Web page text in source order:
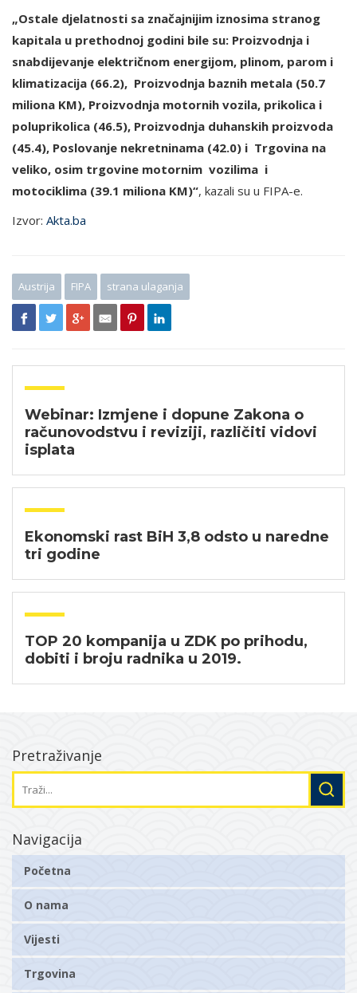
„Ostale djelatnosti sa značajnijim iznosima stranog
kapitala u prethodnoj godini bile su: Proizvodnja i
snabdijevanje električnom energijom, plinom, parom i
klimatizacija (66.2), Proizvodnja baznih metala (50.7
miliona KM), Proizvodnja motornih vozila, prikolica i
poluprikolica (46.5), Proizvodnja duhanskih proizvoda
(45.4), Poslovanje nekretninama (42.0) i Trgovina na
veliko, osim trgovine motornim vozilima i
motociklima (39.1 miliona KM)“, kazali su u FIPA-e.
Izvor: Akta.ba
Austrija FIPA strana ulaganja
Webinar: Izmjene i dopune Zakona o
računovodstvu i reviziji, različiti vidovi
isplata
Ekonomski rast BiH 3,8 odsto u naredne
tri godine
TOP 20 kompanija u ZDK po prihodu,
dobiti i broju radnika u 2019.
Pretraživanje
Navigacija
Početna
O nama
Vijesti
Trgovina